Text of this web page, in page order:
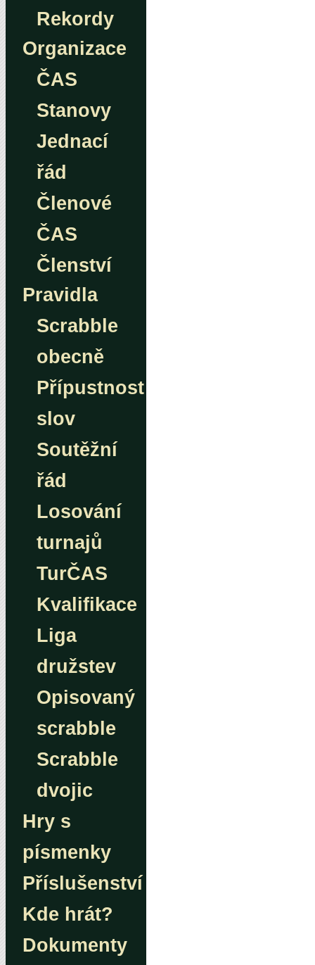
Rekordy
Organizace
ČAS
Stanovy
Jednací
řád
Členové
ČAS
Členství
Pravidla
Scrabble
obecně
Přípustnost
slov
Soutěžní
řád
Losování
turnajů
TurČAS
Kvalifikace
Liga
družstev
Opisovaný
scrabble
Scrabble
dvojic
Hry s
písmenky
Příslušenství
Kde hrát?
Dokumenty